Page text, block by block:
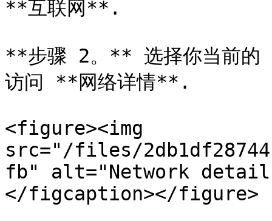
**互联网**.
**步骤 2。** 选择你当前的
访问 **网络详情**.
<figure><img
src="/files/
fb" alt="Network
</figcaption></figure>